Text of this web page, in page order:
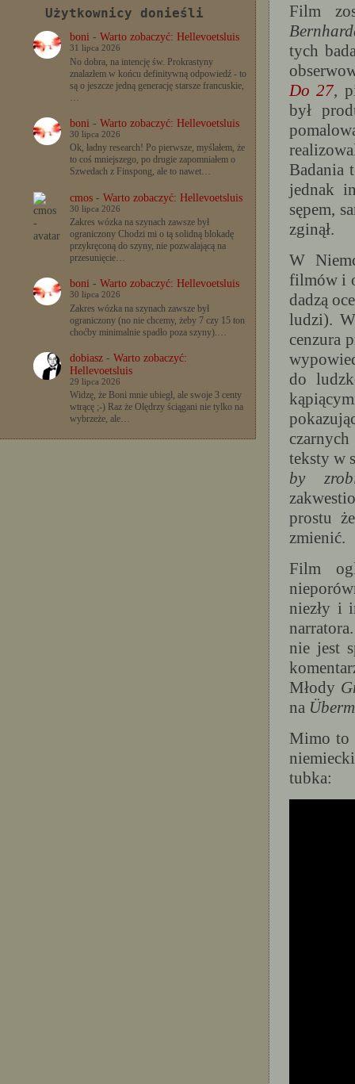
Użytkownicy donieśli
boni- Warto zobaczyć: Hellevoetsluis
31 lipca 2026
No dobra, na intencję św. Prokrastyny
znalazłem w końcu definitywną odpowiedź - to
są o jeszcze jedną generację starsze francuskie,
…
boni- Warto zobaczyć: Hellevoetsluis
30 lipca 2026
Ok, ładny research! Po pierwsze, myślałem, że
to coś mniejszego, po drugie zapomniałem o
Szwedach z Finspong, ale to nawet…
cmos- Warto zobaczyć: Hellevoetsluis
30 lipca 2026
Zakres wózka na szynach zawsze był
ograniczony Chodzi mi o tą solidną blokadę
przykręconą do szyny, nie pozwalającą na
przesunięcie…
boni- Warto zobaczyć: Hellevoetsluis
30 lipca 2026
Zakres wózka na szynach zawsze był
ograniczony (no nie chcemy, żeby 7 czy 15 ton
choćby minimalnie spadło poza szyny).…
dobiasz- Warto zobaczyć:
Hellevoetsluis
29 lipca 2026
Widzę, że Boni mnie ubiegł, ale swoje 3 centy
wtrącę ;-) Raz że Olędrzy ściągani nie tylko na
wybrzeże, ale…
Film
tych
Do 27,
był
Badania
jednak
sępem,
zginął.
W
filmów i
dadzą
ludzi).
cenzura
do
teksty w
by
prostu
zmienić.
Film
niezły i
nie jest
Młody
na
Mimo to
tubka: